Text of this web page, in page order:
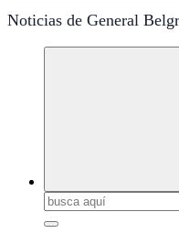
Noticias de General
Buscar: